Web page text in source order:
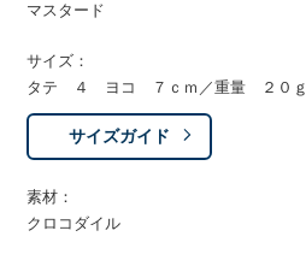
マスタード
サイズ：
タテ ４ ヨコ ７ｃｍ／重量 ２０ｇ
サイズガイド
素材：
クロコダイル